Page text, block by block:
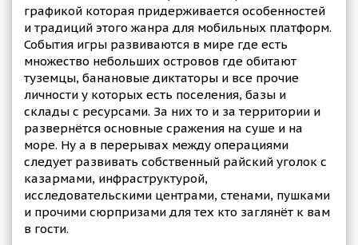
графикой которая придерживается особенностей
и традиций этого жанра для мобильных платформ.
События игры развиваются в мире где есть
множество небольших островов где обитают
туземцы, банановые диктаторы и все прочие
личности у которых есть поселения, базы и
склады с ресурсами. За них то и за территории и
развернётся основные сражения на суше и на
море. Ну а в перерывах между операциями
следует развивать собственный райский уголок с
казармами, инфраструктурой,
исследовательскими центрами, стенами, пушками
и прочими сюрпризами для тех кто заглянёт к вам
в гости.